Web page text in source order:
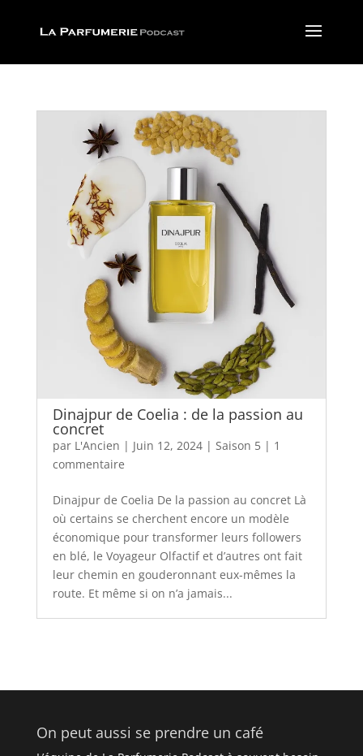
Dinajpur de Coelia : de la passion au
concret
par L'Ancien | Juin 12, 2024| Saison 5| 1
commentaire
Dinajpur de Coelia De la passion au concret Là
où certains se cherchent encore un modèle
économique pour transformer leurs followers
en blé, le Voyageur Olfactif et d’autres ont fait
leur chemin en gouderonnant eux-mêmes la
route. Et même si on n’a jamais...
On peut aussi se prendre un café